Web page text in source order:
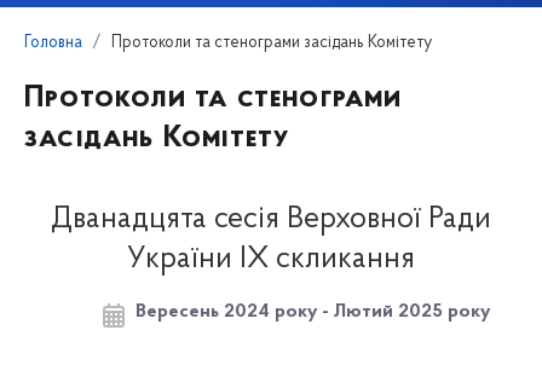
Головна Протоколи та стенограми засідань Комітету
Протоколи та стенограми
засідань Комітету
Дванадцята сесія Верховної Ради
України IX скликання
Вересень 2024 року - Лютий 2025 року